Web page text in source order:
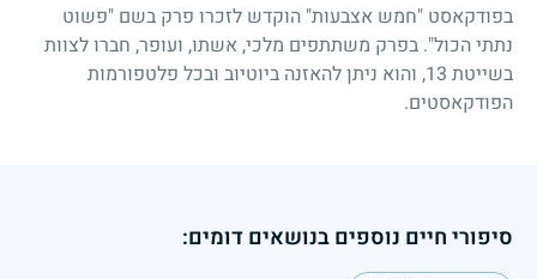
בפודקאסט "חמש אצבעות" הוקדש לזכרו פרק בשם "פשוט
נתתי הכול". בפרק משתתפים מלכי, אשתו, ועופר, חברו לצוות
בשייטת 13, והוא ניתן להאזנה ביוטיוב ובכל פלטפורמות
הפודקאסטים.
סיפורי חיים נוספים בנושאים דומים: